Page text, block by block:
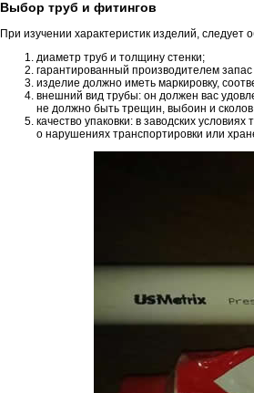
Выбор труб и фитингов
При изучении характеристик изделий, следует
диаметр труб и толщину стенки;
гарантированный производителем
изделие должно иметь маркировку,
внешний вид трубы: он должен вас
не должно быть трещин, выбоин и
качество упаковки: в заводских
о нарушениях транспортировки или